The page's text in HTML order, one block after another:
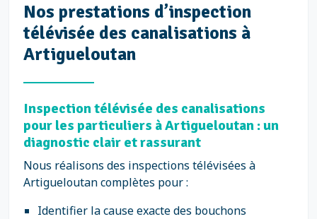
Nos prestations d’inspection
télévisée des canalisations à
Artigueloutan
Inspection télévisée des canalisations
pour les particuliers à Artigueloutan : un
diagnostic clair et rassurant
Nous réalisons des inspections télévisées à
Artigueloutan complètes pour :
Identifier la cause exacte des bouchons